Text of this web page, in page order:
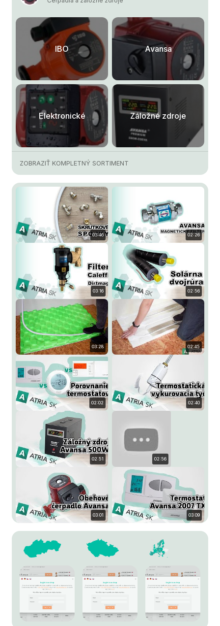
IBO Avansa
Elektronické Záložné zdroje
ZOBRAZIŤ KOMPLETNÝ SORTIMENT
03:46 02:26
03:16 02:56
03:28 02:45
02:02 02:40
02:51 02:56
03:01 03:09